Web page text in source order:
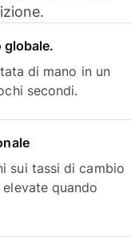
globale.
di mano in un
secondi.
sui tassi di cambio
quando